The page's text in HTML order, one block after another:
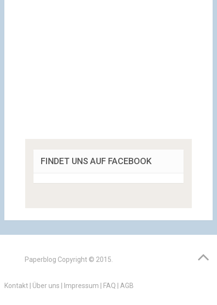
FINDET UNS AUF FACEBOOK
Paperblog Copyright © 2015.
Kontakt| Über uns Impressum FAQ AGB